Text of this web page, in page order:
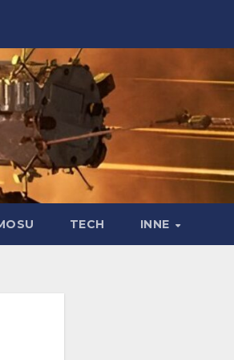
TECH INNE